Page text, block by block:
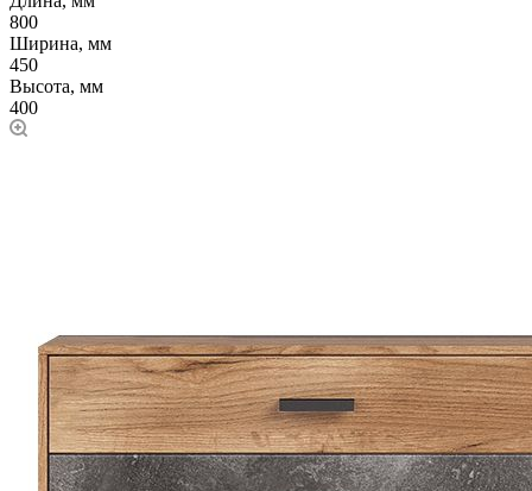
800
Ширина, мм
450
Высота, мм
400